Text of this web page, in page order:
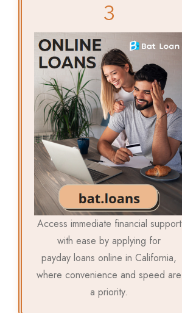
Access immediate financial support
with ease by applying for
payday loans online in California,
where convenience and speed are
a priority.